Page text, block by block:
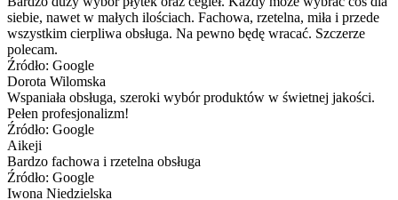
siebie, nawet w małych ilościach. Fachowa, rzetelna, miła i przede
wszystkim cierpliwa obsługa. Na pewno będę wracać. Szczerze
polecam.
Źródło: Google
Dorota Wilomska
Wspaniała obsługa, szeroki wybór produktów w świetnej jakości.
Pełen profesjonalizm!
Źródło: Google
Aikeji
Bardzo fachowa i rzetelna obsługa
Źródło: Google
Iwona Niedzielska